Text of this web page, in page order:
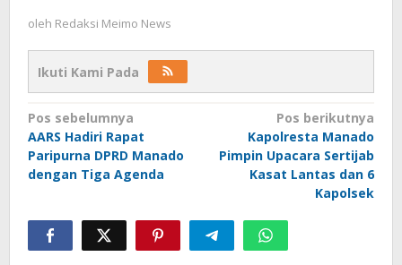
oleh Redaksi Meimo News
Ikuti Kami Pada
Navigasi
pos
Pos sebelumnya
AARS Hadiri Rapat
Paripurna DPRD Manado
dengan Tiga Agenda
Pos berikutnya
Kapolresta Manado
Pimpin Upacara Sertijab
Kasat Lantas dan 6
Kapolsek